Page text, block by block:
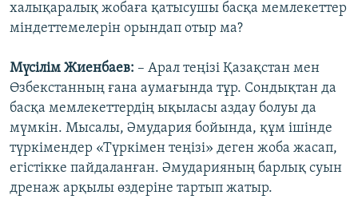
халықаралық жобаға қатысушы басқа мемлекеттер
міндеттемелерін орындап отыр ма?
Мүсілім Жиенбаев: – Арал теңізі Қазақстан мен
Өзбекстанның ғана аумағында тұр. Сондықтан да
басқа мемлекеттердің ықыласы аздау болуы да
мүмкін. Мысалы, Әмудария бойында, құм ішінде
түркімендер «Түркімен теңізі» деген жоба жасап,
егістікке пайдаланған. Әмударияның барлық суын
дренаж арқылы өздеріне тартып жатыр.